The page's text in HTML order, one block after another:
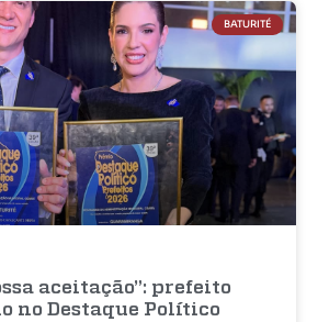
BATURITÉ
aceitação”: prefeito
no Destaque Político